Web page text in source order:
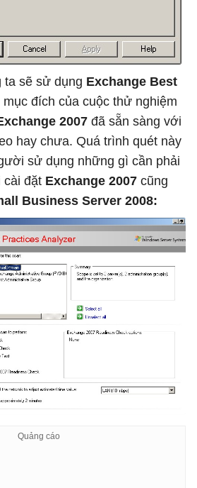
ta sẽ sử dụng Exchange Best
mục đích của cuộc thử nghiệm
2007 đã sẵn sàng với
hay chưa. Quá trình quét này
sử dụng những gì cần phải
cài đặt Exchange 2007 cũng
Business Server 2008: